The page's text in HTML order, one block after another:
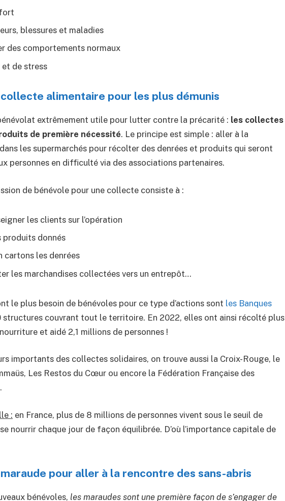
blessures et maladies
des comportements normaux
et de stress
alimentaire pour les plus démunis
extrêmement utile pour lutter contre la précarité : les collectes
de première nécessité. Le principe est simple : aller à la
les supermarchés pour récolter des denrées et produits qui seront
personnes en difficulté via des associations partenaires.
de bénévole pour une collecte consiste à :
les clients sur l’opération
produits donnés
cartons les denrées
les marchandises collectées vers un entrepôt…
le plus besoin de bénévoles pour ce type d’actions sont les Banques
structures couvrant tout le territoire. En 2022, elles ont ainsi récolté plus
et aidé 2,1 millions de personnes !
importants des collectes solidaires, on trouve aussi la Croix-Rouge, le
Les Restos du Cœur ou encore la Fédération Française des
: en France, plus de 8 millions de personnes vivent sous le seuil de
nourrir chaque jour de façon équilibrée. D’où l’importance capitale de
pour aller à la rencontre des sans-abris
bénévoles, les maraudes sont une première façon de s’engager de